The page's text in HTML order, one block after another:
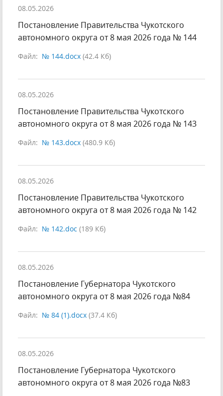
08.05.2026
Постановление Правительства Чукотского
автономного округа от 8 мая 2026 года № 144
Файл: № 144.docx (42.4 Кб)
08.05.2026
Постановление Правительства Чукотского
автономного округа от 8 мая 2026 года № 143
Файл: № 143.docx (480.9 Кб)
08.05.2026
Постановление Правительства Чукотского
автономного округа от 8 мая 2026 года № 142
Файл: № 142.doc (189 Кб)
08.05.2026
Постановление Губернатора Чукотского
автономного округа от 8 мая 2026 года №84
Файл: № 84 (1).docx (37.4 Кб)
08.05.2026
Постановление Губернатора Чукотского
автономного округа от 8 мая 2026 года №83